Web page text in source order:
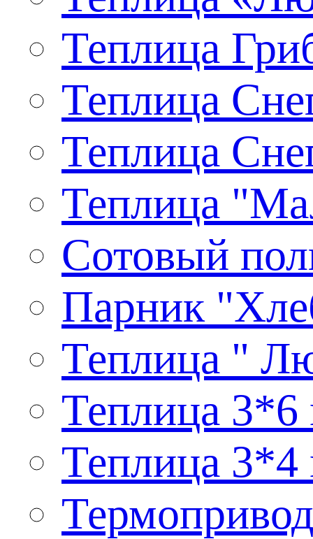
Теплица
Теплица
Теплица
Теплица
Сотовый
Парник
Теплица "
Теплица 3*6
Теплица 3*4